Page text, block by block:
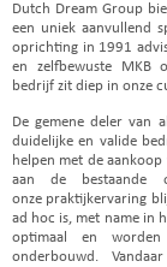
Dutch Dream Group
een uniek aanvullend
oprichting in 1991
en zelfbewuste MKB
bedrijf zit diep in onze
De gemene deler van
duidelijke en valide
helpen met de
aan de bestaande
onze praktijkervaring
ad hoc is, met name in
optimaal en worden
onderbouwd.